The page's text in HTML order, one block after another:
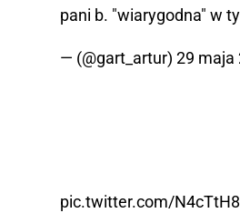
pani b. "wiarygodna" w
— (@gart_artur) 29 maja
pic.twitter.com/